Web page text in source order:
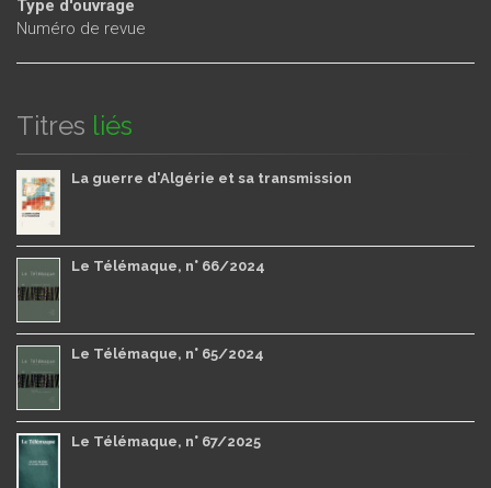
Type d'ouvrage
Numéro de revue
Titres liés
La guerre d'Algérie et sa transmission
Le Télémaque, n° 66/2024
Le Télémaque, n° 65/2024
Le Télémaque, n° 67/2025